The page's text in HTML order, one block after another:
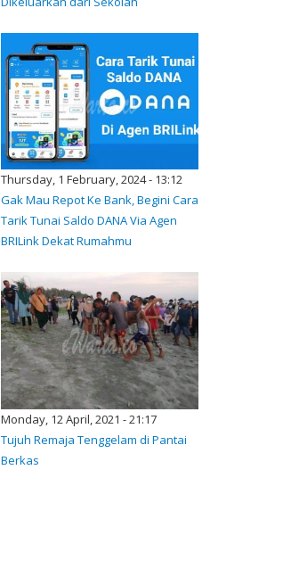
Thursday, 1 February, 2024 - 13:12
Gak Mau Repot Ke Bank, Begini Cara
Tarik Tunai Saldo DANA Via Agen
BRILink Dekat Rumahmu
Monday, 12 April, 2021 - 21:17
Tujuh Remaja Tenggelam di Pantai
Berkas